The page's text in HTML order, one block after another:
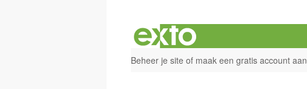
Beheer je site of maak een gratis account aan